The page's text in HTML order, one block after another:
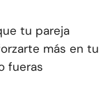
tu pareja
más en tu
fueras